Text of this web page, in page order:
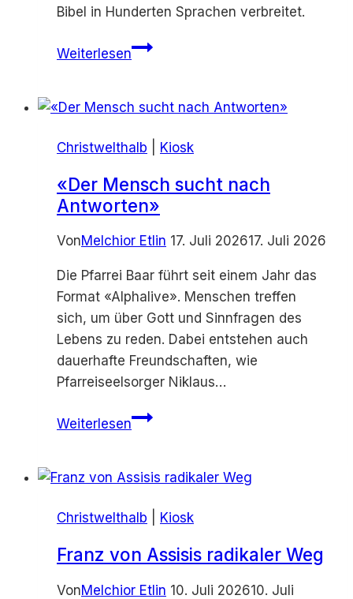
Bibel in Hunderten Sprachen verbreitet.
Weiterlesen«Mission
nicht
Christwelthalb
Kiosk
«Der Mensch sucht nach
Antworten»
VonMelchior Etlin 17. Juli 202617. Juli 2026
Die Pfarrei Baar führt seit einem Jahr das
Format «Alphalive». Menschen treffen
sich, um über Gott und Sinnfragen des
Lebens zu reden. Dabei entstehen auch
dauerhafte Freundschaften, wie
Pfarreiseelsorger Niklaus…
Weiterlesen«Der
nach
Christwelthalb
Kiosk
Franz von Assisis radikaler Weg
VonMelchior Etlin 10. Juli 202610. Juli